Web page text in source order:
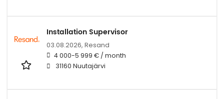
Installation Supervisor
03.08.2026, Resand
4 000-5 999 € / month
31160 Nuutajärvi